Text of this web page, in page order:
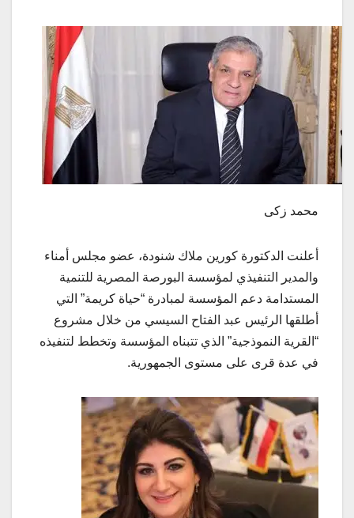
محمد زكى
أعلنت الدكتورة كورين ملاك شنودة، عضو مجلس أمناء
والمدير التنفيذي لمؤسسة البورصة المصرية للتنمية
المستدامة دعم المؤسسة لمبادرة “حياة كريمة” التي
أطلقها الرئيس عبد الفتاح السيسي من خلال مشروع
“القرية النموذجية” الذي تتبناه المؤسسة وتخطط لتنفيذه
في عدة قرى على مستوى الجمهورية.